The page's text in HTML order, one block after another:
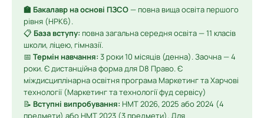
🏫 Бакалавр на основі ПЗСО— повна вища освіта першого
рівня (НРК6).
📋 База вступу: повна загальна середня освіта — 11 класів
школи, ліцею, гімназії.
📅 Термін навчання: 3 роки 10 місяців (денна). Заочна — 4
роки. Є дистанційна форма для D8 Право. Є
міждисциплінарна освітня програма Маркетинг та Харчові
технології (Маркетинг та технології фуд сервісу)
📝 Вступні випробування: НМТ 2026, 2025 або 2024 (4
предмети) або НМТ 2023 (3 предмети). Для